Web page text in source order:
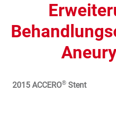
2015 ACCERO® Stent